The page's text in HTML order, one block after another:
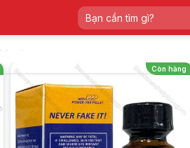
Tìm
kiếm:
Còn hàng